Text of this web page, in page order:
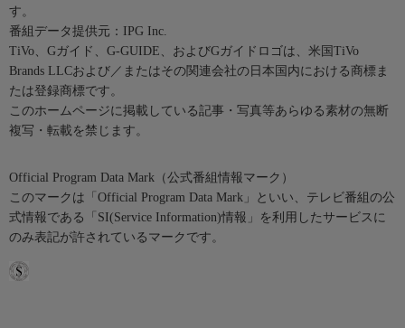
す。
番組データ提供元：IPG Inc.
TiVo、Gガイド、G-GUIDE、およびGガイドロゴは、米国TiVo
Brands LLCおよび／またはその関連会社の日本国内における商標ま
たは登録商標です。
このホームページに掲載している記事・写真等あらゆる素材の無断
複写・転載を禁じます。
Official Program Data Mark（公式番組情報マーク）
このマークは「Official Program Data Mark」といい、テレビ番組の公
式情報である「SI(Service Information)情報」を利用したサービスに
のみ表記が許されているマークです。